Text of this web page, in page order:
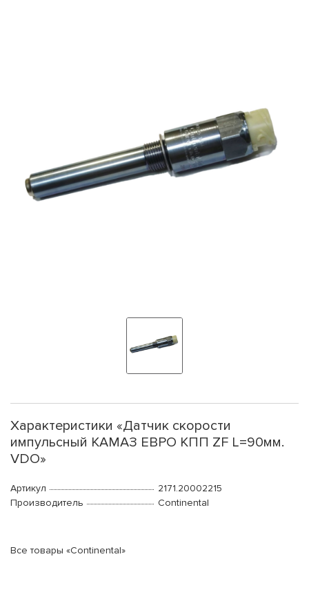
Характеристики «Датчик скорости
импульсный КАМАЗ ЕВРО КПП ZF L=90мм.
VDO»
Артикул
2171.20002215
Производитель
Continental
Все товары «Continental»